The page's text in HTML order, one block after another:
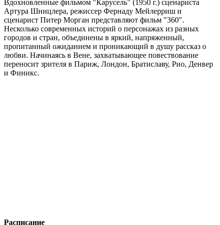
Вдохновленные фильмом "Карусель" (1950 г.) сценариста
Артура Шницлера, режиссер Фернаду Мейлерриш и
сценарист Питер Морган представляют фильм "360".
Несколько современных историй о персонажах из разных
городов и стран, объединены в яркий, напряженный,
пропитанный ожиданием и проникающий в душу рассказ о
любви. Начинаясь в Вене, захватывающее повествование
переносит зрителя в Париж, Лондон, Братиславу, Рио, Денвер
и Финикс.
Расписание